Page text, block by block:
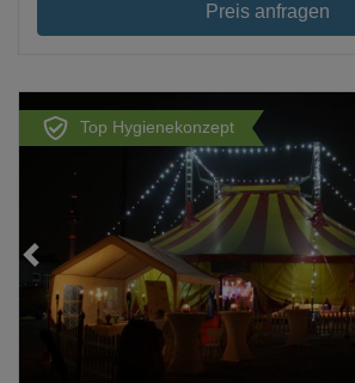
Preis anfragen
Top Hygienekonzept